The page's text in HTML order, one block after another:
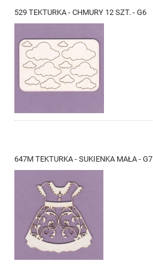
529 TEKTURKA - CHMURY 12 SZT. - G6
647M TEKTURKA - SUKIENKA MAŁA - G7